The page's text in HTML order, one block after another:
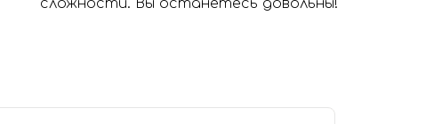
сложности. Вы останетесь довольны!